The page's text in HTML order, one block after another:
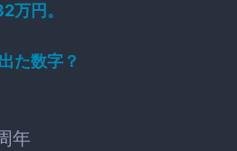
万円。
た数字？
年